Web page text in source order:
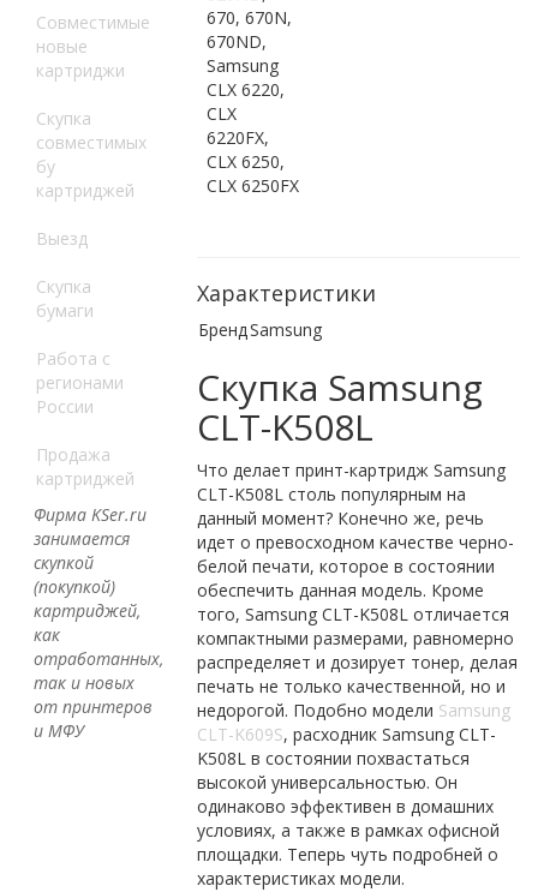
Совместимые
новые
картриджи
Скупка
совместимых
бу
картриджей
Выезд
Скупка
бумаги
Работа с
регионами
России
Продажа
картриджей
Фирма KSer.ru
занимается
скупкой
(покупкой)
картриджей,
как
отработанных,
так и новых
от принтеров
и МФУ
670, 670N,
670ND,
Samsung
CLX 6220,
CLX
6220FX,
CLX 6250,
CLX 6250FX
Характеристики
БрендSamsung
Скупка Samsung
CLT-K508L
Что делает принт-картридж Samsung
CLT-K508L столь популярным на
данный момент? Конечно же, речь
идет о превосходном качестве черно-
белой печати, которое в состоянии
обеспечить данная модель. Кроме
того, Samsung CLT-K508L отличается
компактными размерами, равномерно
распределяет и дозирует тонер, делая
печать не только качественной, но и
недорогой. Подобно модели Samsung
CLT-K609S, расходник Samsung CLT-
K508L в состоянии похвастаться
высокой универсальностью. Он
одинаково эффективен в домашних
условиях, а также в рамках офисной
площадки. Теперь чуть подробней о
характеристиках модели.